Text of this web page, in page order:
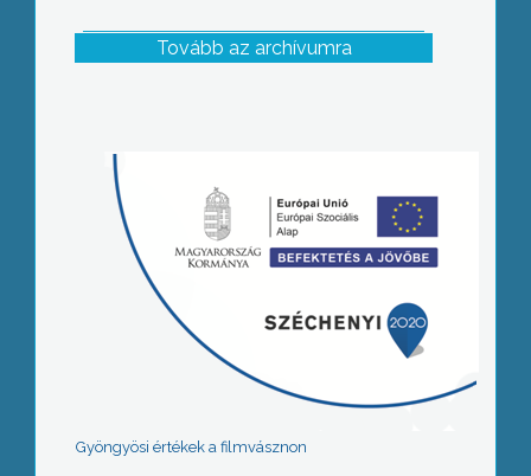
Tovább az archívumra
Gyöngyösi értékek a filmvásznon